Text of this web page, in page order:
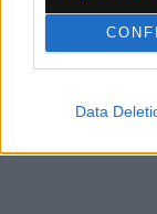
Data
MOC: 15,30 €